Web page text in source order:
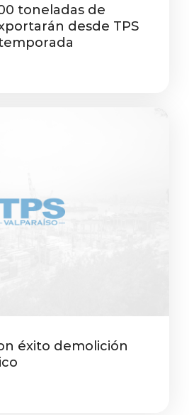
toneladas de
desde TPS
éxito demolición